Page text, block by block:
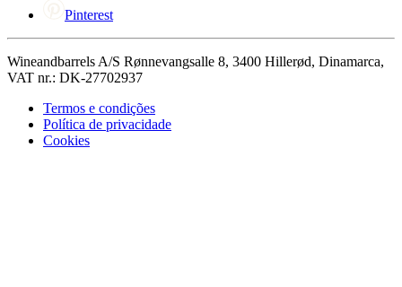
Pinterest
Wineandbarrels A/S Rønnevangsalle 8, 3400 Hillerød, Dinamarca,
VAT nr.: DK-27702937
Termos e condições
Política de privacidade
Cookies